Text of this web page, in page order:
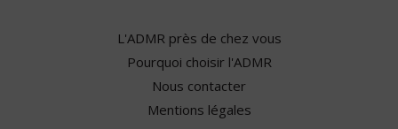
L'ADMR près de chez vous
Pourquoi choisir l'ADMR
Nous contacter
Mentions légales